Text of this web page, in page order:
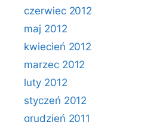
czerwiec 2012
maj 2012
kwiecień 2012
marzec 2012
luty 2012
styczeń 2012
grudzień 2011